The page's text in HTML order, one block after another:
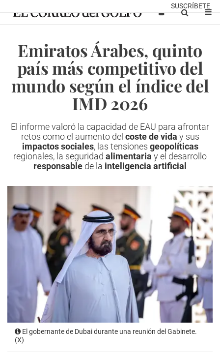
SUSCRÍBETE
Emiratos Árabes, quinto
país más competitivo del
mundo según el índice del
IMD 2026
El informe valoró la capacidad de EAU para afrontar
retos como el aumento del coste de vida y sus
impactos sociales, las tensiones geopolíticas
regionales, la seguridad alimentaria y el desarrollo
responsable de la inteligencia artificial
El gobernante de Dubai durante una reunión del Gabinete.
(X)